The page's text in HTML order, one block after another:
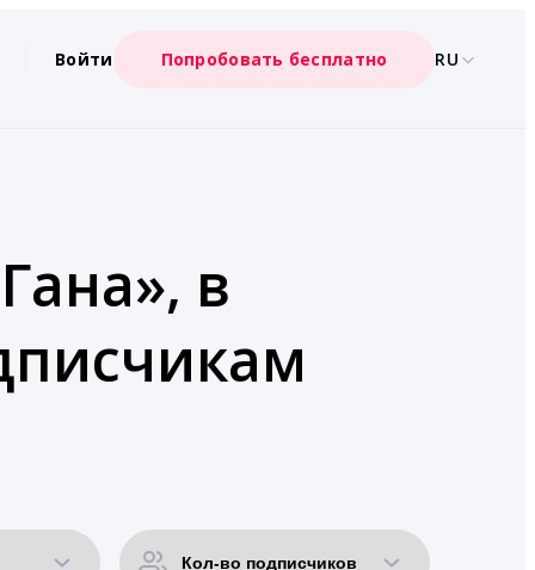
Войти Попробовать бесплатно RU
в